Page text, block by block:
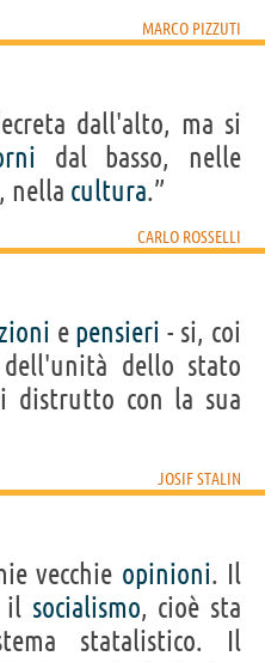
MARCO PIZZUTI
dall'alto, ma si
dal basso, nelle
, nella cultura.”
CARLO ROSSELLI
e pensieri - si, coi
dello stato
distrutto con la sua
JOSIF STALIN
vecchie opinioni. Il
il socialismo, cioè sta
statalistico. Il